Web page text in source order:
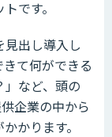
です。
見出し導入し
て何ができる
など、頭の
企業の中から
かります。